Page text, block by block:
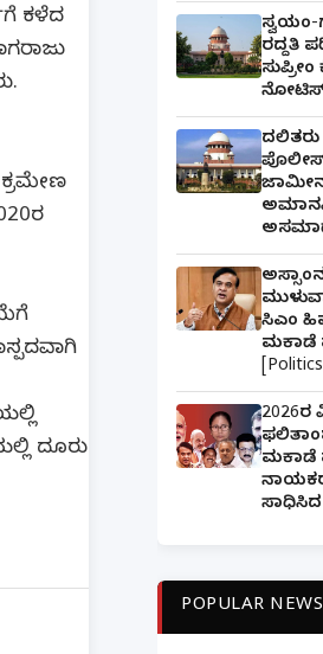
ಕಳೆದ
ದೂರು
ಸ್ವಯಂ-
ರದ್ದತಿ
ನೋಟಿಸ್
ಸಿಎಂ
ಮಕಾಡೆ
[Politics]
2026ರ
ಮಕಾಡೆ
ಸಾಧಿಸಿದ
POPULAR NEWS